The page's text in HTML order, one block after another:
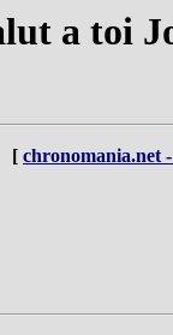
a toi
[ chronomania.net